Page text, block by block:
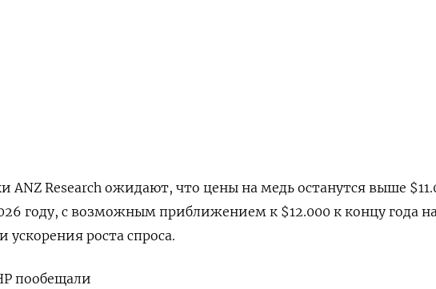
ANZ Research ожидают, что цены на медь останутся выше
году, с возможным приближением к $12.000 к концу года
ускорения роста спроса.
пообещали